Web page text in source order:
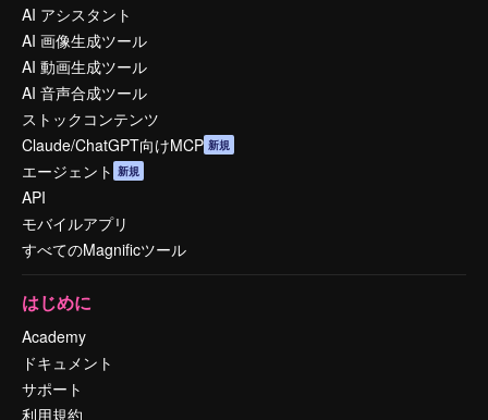
AI アシスタント
AI 画像生成ツール
AI 動画生成ツール
AI 音声合成ツール
ストックコンテンツ
Claude/ChatGPT向けMCP 新規
エージェント 新規
API
モバイルアプリ
すべてのMagnificツール
はじめに
Academy
ドキュメント
サポート
利用規約